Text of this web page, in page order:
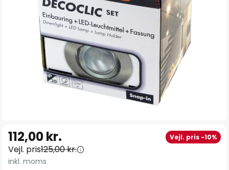
starten
af
112,00 kr. Vejl. pris -10%
Vejl. pris125,00 kr.
inkl. moms